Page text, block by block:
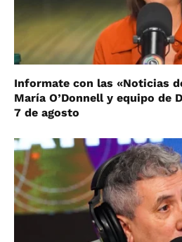
Informate con las «Noticias
María O’Donnell y equipo de
7 de agosto